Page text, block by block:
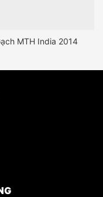
MTH India 2014